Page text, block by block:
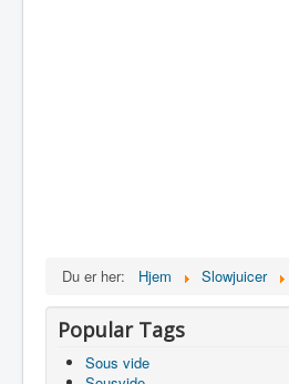
Du er her: Hjem Slowjuicer
Popular Tags
Sous vide